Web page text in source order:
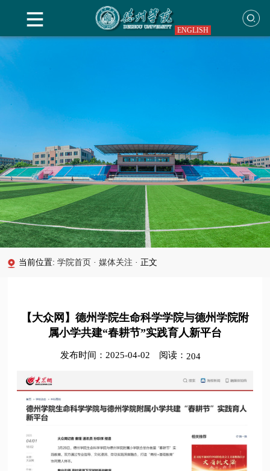
ENGLISH
当前位置:学院首页 · 媒体关注 · 正文
【大众网】德州学院生命科学学院与德州学院附
属小学共建“春耕节”实践育人新平台
发布时间：2025-04-02 阅读： 204